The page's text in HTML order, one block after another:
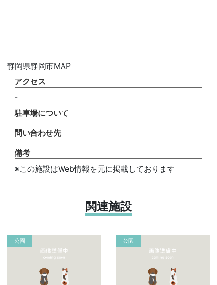
静岡県静岡市MAP
アクセス
-
駐車場について
問い合わせ先
備考
※この施設はWeb情報を元に掲載しております
関連施設
公園 公園